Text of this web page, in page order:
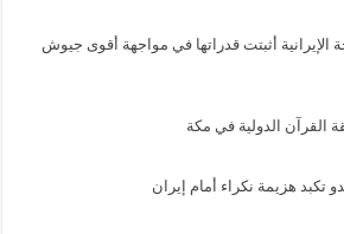
أثبتت قدراتها في مواجهة أقوى جيوش
هزيمة نكراء أمام إيران